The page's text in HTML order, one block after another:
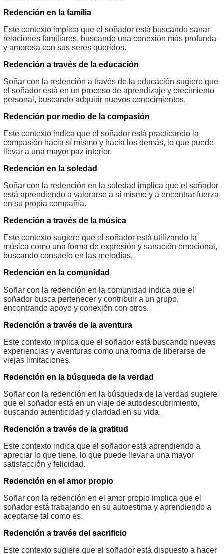
Redención en la familia
Este contexto implica que el soñador está buscando sanar
relaciones familiares, buscando una conexión más profunda
y amorosa con sus seres queridos.
Redención a través de la educación
Soñar con la redención a través de la educación sugiere que
el soñador está en un proceso de aprendizaje y crecimiento
personal, buscando adquirir nuevos conocimientos.
Redención por medio de la compasión
Este contexto indica que el soñador está practicando la
compasión hacia sí mismo y hacia los demás, lo que puede
llevar a una mayor paz interior.
Redención en la soledad
Soñar con la redención en la soledad implica que el soñador
está aprendiendo a valorarse a sí mismo y a encontrar fuerza
en su propia compañía.
Redención a través de la música
Este contexto sugiere que el soñador está utilizando la
música como una forma de expresión y sanación emocional,
buscando consuelo en las melodías.
Redención en la comunidad
Soñar con la redención en la comunidad indica que el
soñador busca pertenecer y contribuir a un grupo,
encontrando apoyo y conexión con otros.
Redención a través de la aventura
Este contexto implica que el soñador está buscando nuevas
experiencias y aventuras como una forma de liberarse de
viejas limitaciones.
Redención en la búsqueda de la verdad
Soñar con la redención en la búsqueda de la verdad sugiere
que el soñador está en un viaje de autodescubrimiento,
buscando autenticidad y claridad en su vida.
Redención a través de la gratitud
Este contexto indica que el soñador está aprendiendo a
apreciar lo que tiene, lo que puede llevar a una mayor
satisfacción y felicidad.
Redención en el amor propio
Soñar con la redención en el amor propio implica que el
soñador está trabajando en su autoestima y aprendiendo a
aceptarse tal como es.
Redención a través del sacrificio
Este contexto sugiere que el soñador está dispuesto a hacer